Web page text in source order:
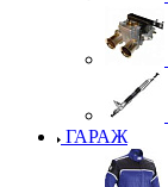
ГАРАЖ